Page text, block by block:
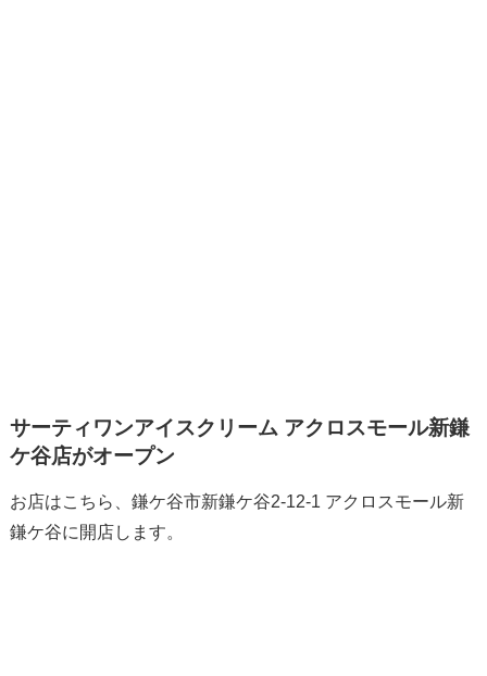
サーティワンアイスクリーム アクロスモール新鎌
ケ谷店がオープン
お店はこちら、鎌ケ谷市新鎌ケ谷2-12-1 アクロスモール新
鎌ケ谷に開店します。